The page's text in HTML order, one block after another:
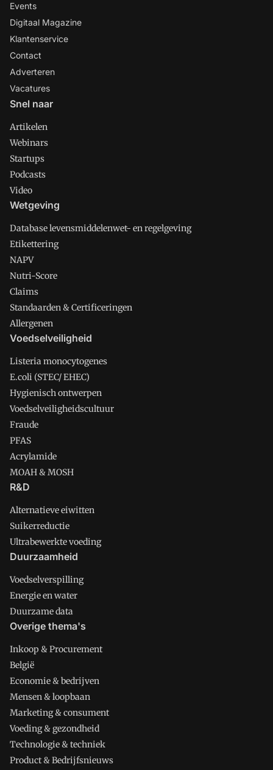
Events
Digitaal Magazine
Klantenservice
Contact
Adverteren
Vacatures
Snel naar
Artikelen
Webinars
Startups
Podcasts
Video
Wetgeving
Database levensmiddelenwet- en regelgeving
Etikettering
NAPV
Nutri-Score
Claims
Standaarden & Certificeringen
Allergenen
Voedselveiligheid
Listeria monocytogenes
E.coli (STEC/ EHEC)
Hygienisch ontwerpen
Voedselveiligheidscultuur
Fraude
PFAS
Acrylamide
MOAH & MOSH
R&D
Alternatieve eiwitten
Suikerreductie
Ultrabewerkte voeding
Duurzaamheid
Voedselverspilling
Energie en water
Duurzame data
Overige thema's
Inkoop & Procurement
België
Economie & bedrijven
Mensen & loopbaan
Marketing & consument
Voeding & gezondheid
Technologie & techniek
Product & Bedrijfsnieuws